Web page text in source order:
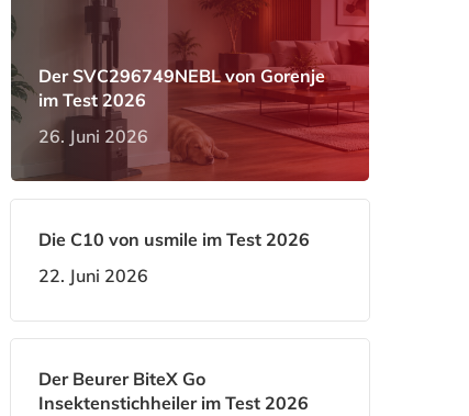
Der SVC296749NEBL von Gorenje
im Test 2026
26. Juni 2026
Die C10 von usmile im Test 2026
22. Juni 2026
Der Beurer BiteX Go
Insektenstichheiler im Test 2026